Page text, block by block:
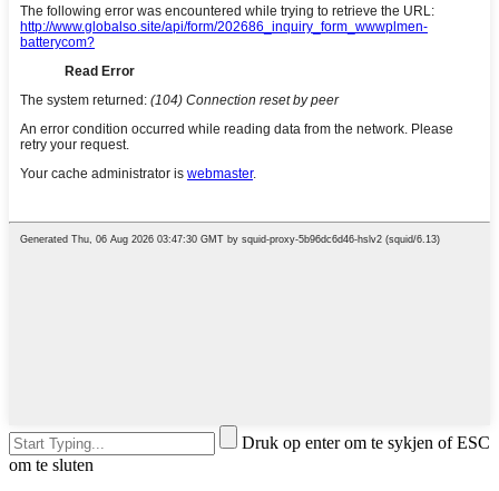
Druk op enter om te sykjen of ESC
om te sluten